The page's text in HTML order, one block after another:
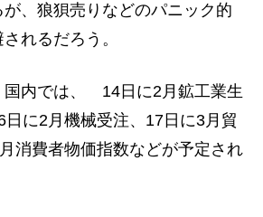
、狼狽売りなどのパニック的
れるだろう。
内では、 14日に2月鉱工業生
日に2月機械受注、17日に3月貿
消費者物価指数などが予定され